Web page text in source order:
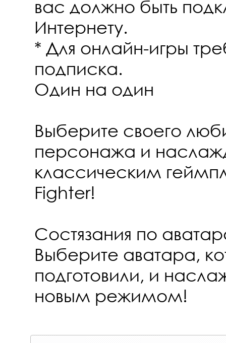
вас должно быть
Интернету.
* Для онлайн-игры
подписка.
Один на один
Выберите своего
персонажа и
классическим
Fighter!
Состязания по
Выберите аватара,
подготовили, и
новым режимом!